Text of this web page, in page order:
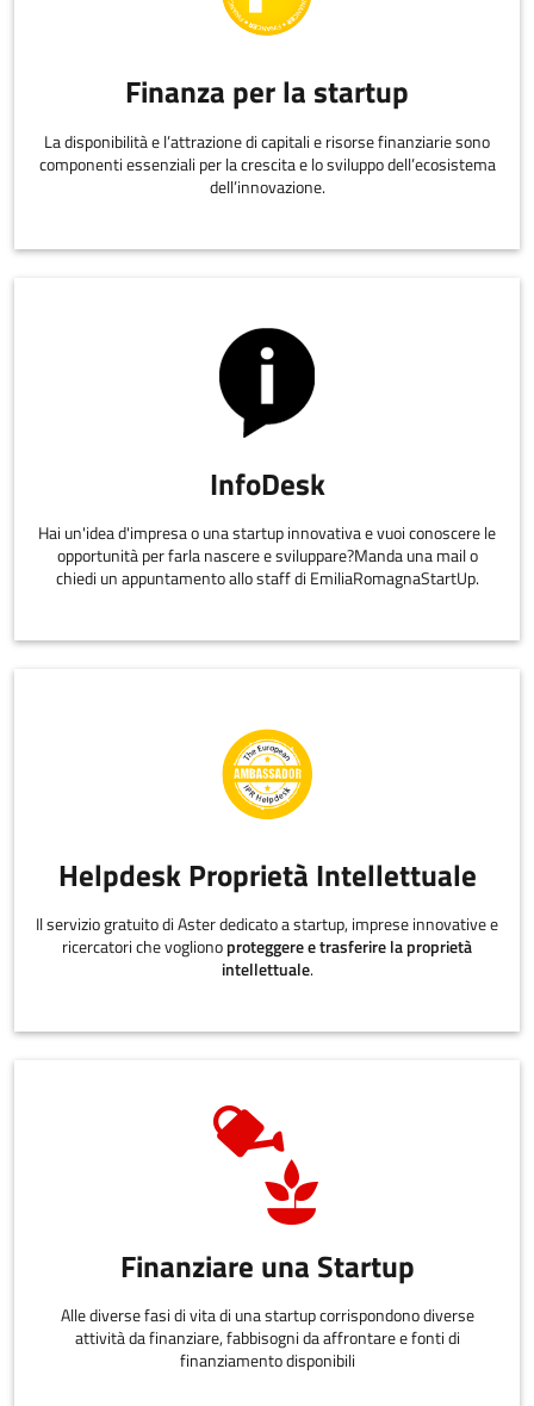
Finanza per la startup
La disponibilità e l’attrazione di capitali e risorse finanziarie sono
componenti essenziali per la crescita e lo sviluppo dell’ecosistema
dell’innovazione.
InfoDesk
Hai un'idea d'impresa o una startup innovativa e vuoi conoscere le
opportunità per farla nascere e sviluppare?Manda una mail o
chiedi un appuntamento allo staff di EmiliaRomagnaStartUp.
Helpdesk Proprietà Intellettuale
Il servizio gratuito di Aster dedicato a startup, imprese innovative e
ricercatori che voglionoproteggere e trasferire la proprietà
intellettuale.
Finanziare una Startup
Alle diverse fasi di vita di una startup corrispondono diverse
attività da finanziare, fabbisogni da affrontare e fonti di
finanziamento disponibili